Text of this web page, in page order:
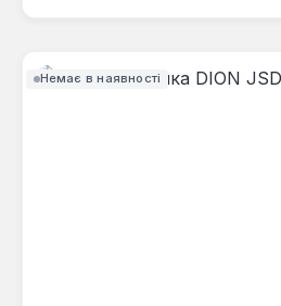
Немає в наявності